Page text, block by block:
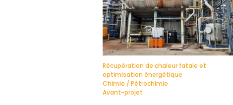
Récupération de chaleur fatale et
optimisation énergétique
Chimie / Pétrochimie
Avant-projet